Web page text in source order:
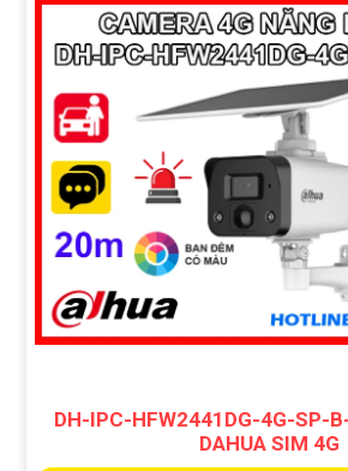
DH-IPC-HFW2441DG-4G-SP-
DAHUA SIM 4G